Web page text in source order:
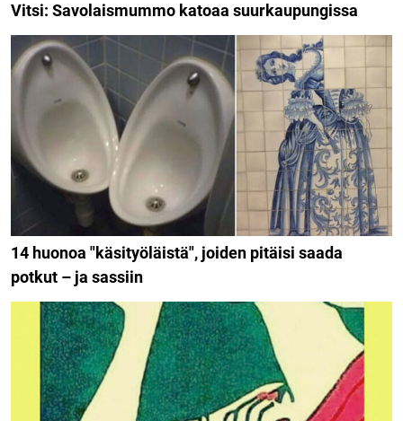
Vitsi: Savolaismummo katoaa suurkaupungissa
14 huonoa "käsityöläistä", joiden pitäisi saada
potkut – ja sassiin